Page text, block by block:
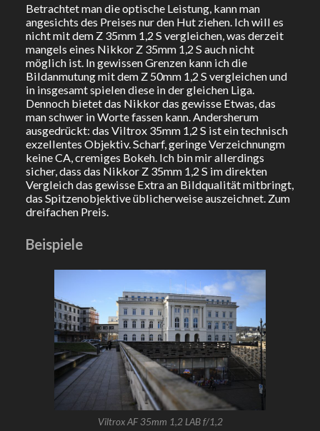
Betrachtet man die optische Leistung, kann man
angesichts des Preises nur den Hut ziehen. Ich will es
nicht mit dem Z 35mm 1,2 S vergleichen, was derzeit
mangels eines Nikkor Z 35mm 1,2 S auch nicht
möglich ist. In gewissen Grenzen kann ich die
Bildanmutung mit dem Z 50mm 1,2 S vergleichen und
in insgesamt spielen diese in der gleichen Liga.
Dennoch bietet das Nikkor das gewisse Etwas, das
man schwer in Worte fassen kann. Andersherum
ausgedrückt: das Viltrox 35mm 1,2 S ist ein technisch
exzellentes Objektiv. Scharf, geringe Verzeichnungm
keine CA, cremiges Bokeh. Ich bin mir allerdings
sicher, dass das Nikkor Z 35mm 1,2 S im direkten
Vergleich das gewisse Extra an Bildqualität mitbringt,
das Spitzenobjektive üblicherweise auszeichnet. Zum
dreifachen Preis.
Beispiele
Viltrox AF 35mm 1,2 LAB f/1,2